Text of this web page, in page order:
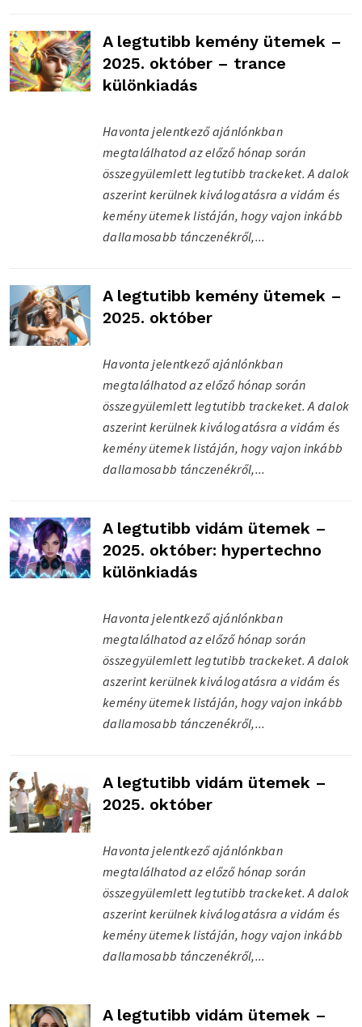
A legtutibb kemény ütemek –
2025. október – trance
különkiadás
Havonta jelentkező ajánlónkban
megtalálhatod az előző hónap során
összegyülemlett legtutibb trackeket. A dalok
aszerint kerülnek kiválogatásra a vidám és
kemény ütemek listáján, hogy vajon inkább
dallamosabb tánczenékről,...
A legtutibb kemény ütemek –
2025. október
Havonta jelentkező ajánlónkban
megtalálhatod az előző hónap során
összegyülemlett legtutibb trackeket. A dalok
aszerint kerülnek kiválogatásra a vidám és
kemény ütemek listáján, hogy vajon inkább
dallamosabb tánczenékről,...
A legtutibb vidám ütemek –
2025. október: hypertechno
különkiadás
Havonta jelentkező ajánlónkban
megtalálhatod az előző hónap során
összegyülemlett legtutibb trackeket. A dalok
aszerint kerülnek kiválogatásra a vidám és
kemény ütemek listáján, hogy vajon inkább
dallamosabb tánczenékről,...
A legtutibb vidám ütemek –
2025. október
Havonta jelentkező ajánlónkban
megtalálhatod az előző hónap során
összegyülemlett legtutibb trackeket. A dalok
aszerint kerülnek kiválogatásra a vidám és
kemény ütemek listáján, hogy vajon inkább
dallamosabb tánczenékről,...
A legtutibb vidám ütemek –